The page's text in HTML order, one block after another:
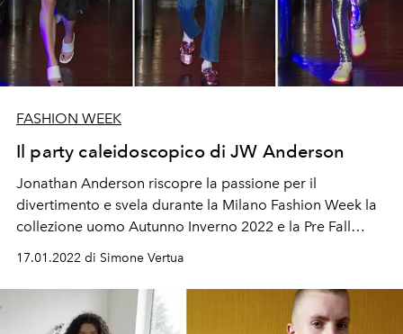
FASHION WEEK
Il party caleidoscopico di JW Anderson
Jonathan Anderson riscopre la passione per il
divertimento e svela durante la Milano Fashion Week la
collezione uomo Autunno Inverno 2022 e la Pre Fall
donna 2022 con una sfilata digitale. Tra polo hula hoop,
metalliche e gilet con elastici gommati.
17.01.2022 di Simone Vertua